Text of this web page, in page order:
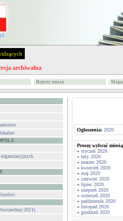
archiwalna
Rejestr zmian
organizacyjnych
2021r.
Ogłoszenia: 2020
Proszę wybrać
» styczeń 2020
» luty 2020
» marzec 2020
» kwiecień 2020
» maj 2020
» czerwiec 2020
» lipiec 2020
» sierpień 2020
» wrzesień 2020
» październik 2020
» listopad 2020
» grudzień 2020